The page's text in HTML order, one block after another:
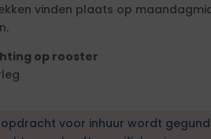
vinden plaats op
op rooster
opdracht voor inhuur wordt